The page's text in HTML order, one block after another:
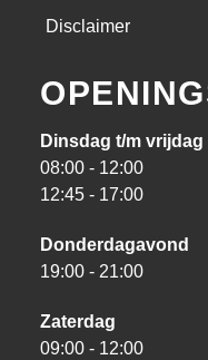
Disclaimer
Dinsdag t/m vrijdag
08:00 - 12:00
12:45 - 17:00
Donderdagavond
19:00 - 21:00
Zaterdag
09:00 - 12:00